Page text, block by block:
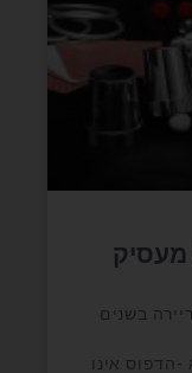
מעסיק
בשנים
אינו